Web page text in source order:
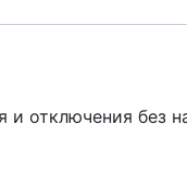
отключения